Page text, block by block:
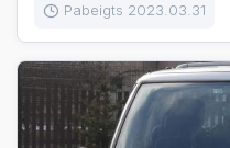
Pabeigts 2023.03.31